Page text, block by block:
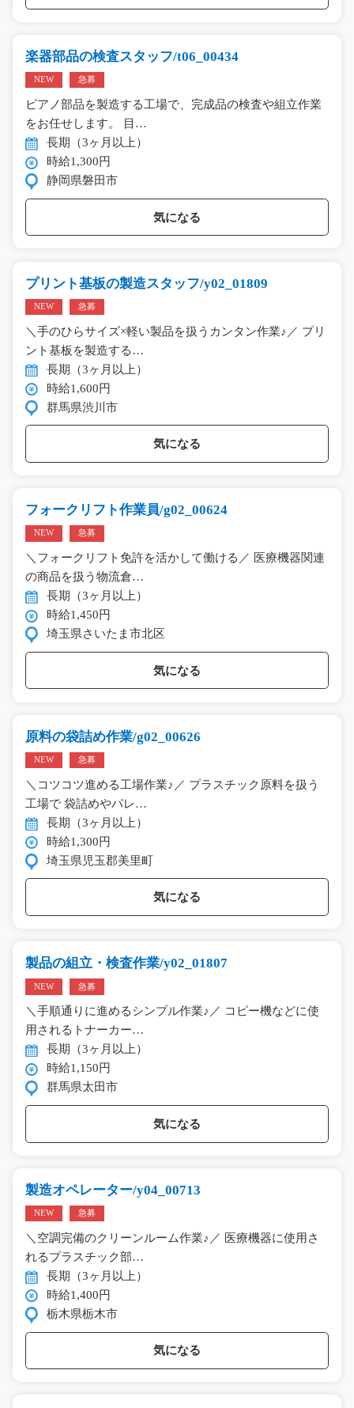
楽器部品の検査スタッフ/t06_00434
NEW 急募
ピアノ部品を製造する工場で、完成品の検査や組立作業
をお任せします。 目…
長期（3ヶ月以上）
時給1,300円
静岡県磐田市
気になる
プリント基板の製造スタッフ/y02_01809
NEW 急募
＼手のひらサイズ×軽い製品を扱うカンタン作業♪／ プリ
ント基板を製造する…
長期（3ヶ月以上）
時給1,600円
群馬県渋川市
気になる
フォークリフト作業員/g02_00624
NEW 急募
＼フォークリフト免許を活かして働ける／ 医療機器関連
の商品を扱う物流倉…
長期（3ヶ月以上）
時給1,450円
埼玉県さいたま市北区
気になる
原料の袋詰め作業/g02_00626
NEW 急募
＼コツコツ進める工場作業♪／ プラスチック原料を扱う
工場で 袋詰めやパレ…
長期（3ヶ月以上）
時給1,300円
埼玉県児玉郡美里町
気になる
製品の組立・検査作業/y02_01807
NEW 急募
＼手順通りに進めるシンプル作業♪／ コピー機などに使
用されるトナーカー…
長期（3ヶ月以上）
時給1,150円
群馬県太田市
気になる
製造オペレーター/y04_00713
NEW 急募
＼空調完備のクリーンルーム作業♪／ 医療機器に使用さ
れるプラスチック部…
長期（3ヶ月以上）
時給1,400円
栃木県栃木市
気になる